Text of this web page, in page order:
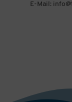
E-Mail: